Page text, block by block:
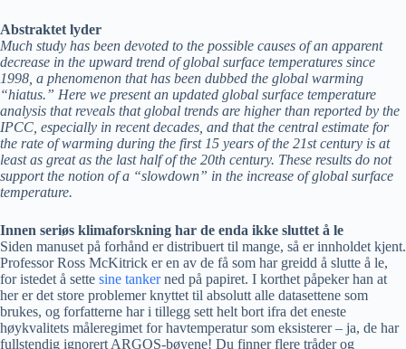
Abstraktet lyder
Much study has been devoted to the possible causes of an apparent
decrease in the upward trend of global surface temperatures since
1998, a phenomenon that has been dubbed the global warming
“hiatus.” Here we present an updated global surface temperature
analysis that reveals that global trends are higher than reported by the
IPCC, especially in recent decades, and that the central estimate for
the rate of warming during the first 15 years of the 21st century is at
least as great as the last half of the 20th century. These results do not
support the notion of a “slowdown” in the increase of global surface
temperature.
Innen seriøs klimaforskning har de enda ikke sluttet å le
Siden manuset på forhånd er distribuert til mange, så er innholdet kjent.
Professor Ross McKitrick er en av de få som har greidd å slutte å le,
for istedet å sette sine tankerned på papiret. I korthet påpeker han at
her er det store problemer knyttet til absolutt alle datasettene som
brukes, og forfatterne har i tillegg sett helt bort ifra det eneste
høykvalitets måleregimet for havtemperatur som eksisterer – ja, de har
fullstendig ignorert ARGOS-bøyene! Du finner flere tråder og